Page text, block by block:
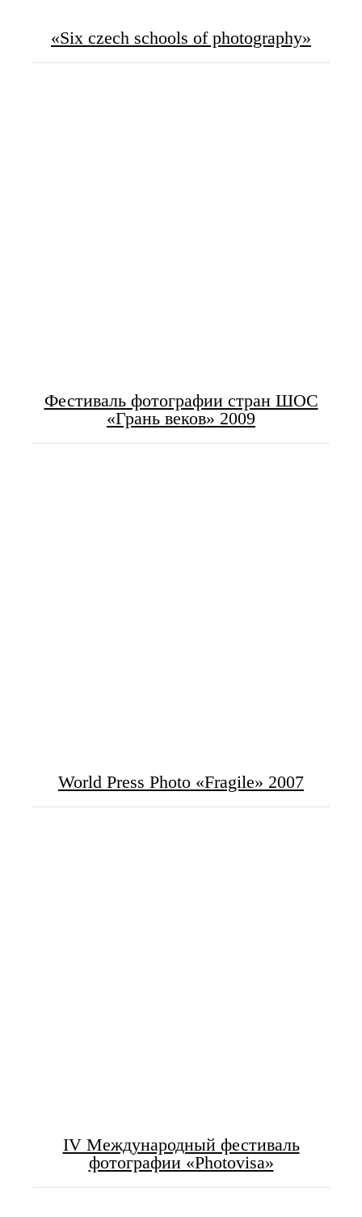
«Six czech schools of photography»
Фестиваль фотографии стран ШОС
«Грань веков» 2009
World Press Photo «Fragile» 2007
IV Международный фестиваль
фотографии «Photovisa»